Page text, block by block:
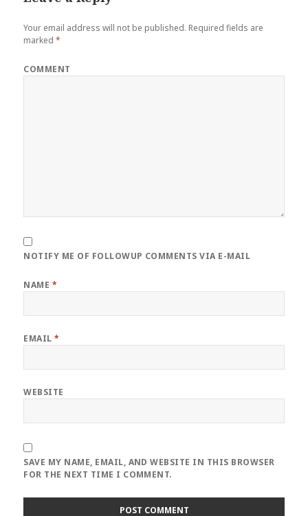
Your email address will not be published. Required fields are
marked*
COMMENT
NOTIFY ME OF FOLLOWUP COMMENTS VIA E-MAIL
NAME *
EMAIL*
WEBSITE
SAVE MY NAME, EMAIL, AND WEBSITE IN THIS BROWSER
FOR THE NEXT TIME I COMMENT.